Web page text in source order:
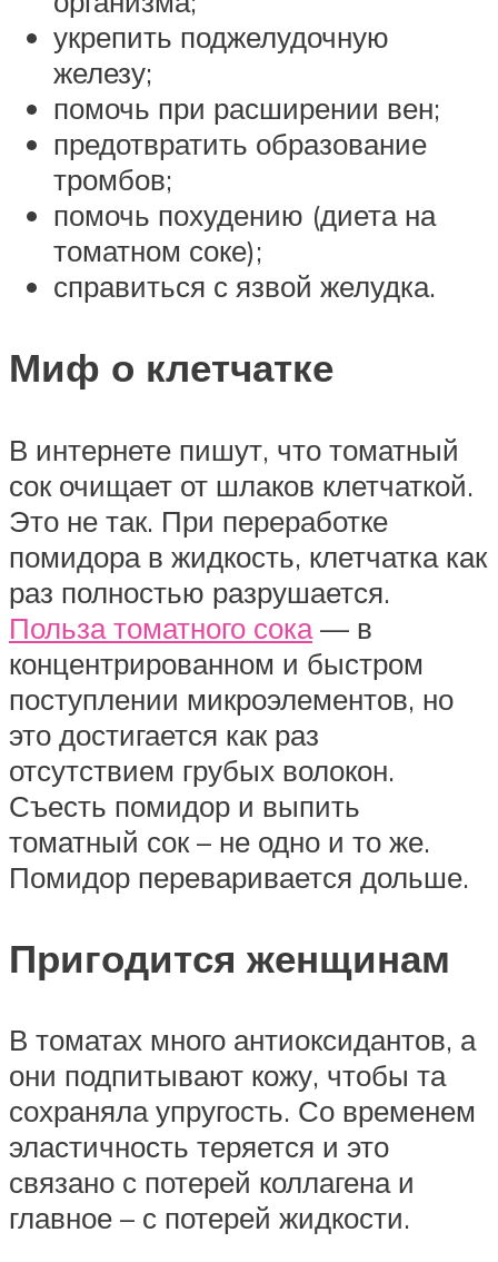
укрепить поджелудочную
железу;
помочь при расширении вен;
предотвратить образование
тромбов;
помочь похудению (диета на
томатном соке);
справиться с язвой желудка.
Миф о клетчатке
В интернете пишут, что томатный
сок очищает от шлаков клетчаткой.
Это не так. При переработке
помидора в жидкость, клетчатка как
раз полностью разрушается.
Польза томатного сока— в
концентрированном и быстром
поступлении микроэлементов, но
это достигается как раз
отсутствием грубых волокон.
Съесть помидор и выпить
томатный сок – не одно и то же.
Помидор переваривается дольше.
Пригодится женщинам
В томатах много антиоксидантов, а
они подпитывают кожу, чтобы та
сохраняла упругость. Со временем
эластичность теряется и это
связано с потерей коллагена и
главное – с потерей жидкости.